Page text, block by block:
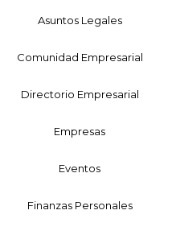
Asuntos Legales
Comunidad Empresarial
Directorio Empresarial
Empresas
Eventos
Finanzas Personales